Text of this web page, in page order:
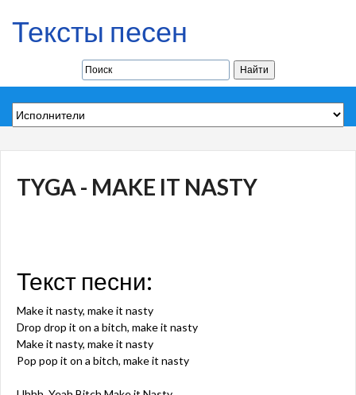
Тексты песен
TYGA - MAKE IT NASTY
Текст песни:
Make it nasty, make it nasty
Drop drop it on a bitch, make it nasty
Make it nasty, make it nasty
Pop pop it on a bitch, make it nasty